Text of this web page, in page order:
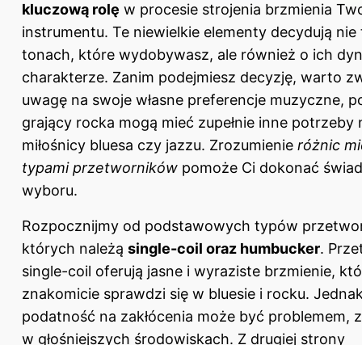
kluczową rolę w procesie strojenia brzmienia
instrumentu. Te niewielkie elementy decydują
tonach, które wydobywasz, ale również o ich
charakterze. Zanim podejmiesz decyzję, warto
uwagę na swoje własne preferencje muzyczne,
grający rocka mogą mieć zupełnie inne potrzeby
miłośnicy bluesa czy jazzu. Zrozumienie różnic
typami przetworników pomoże Ci dokonać
wyboru.
Rozpocznijmy od podstawowych typów
których należą single-coil oraz humbucker.
single-coil oferują jasne i wyraziste brzmienie,
znakomicie sprawdzi się w bluesie i rocku.
podatność na zakłócenia może być problemem,
w głośniejszych środowiskach. Z drugiej strony